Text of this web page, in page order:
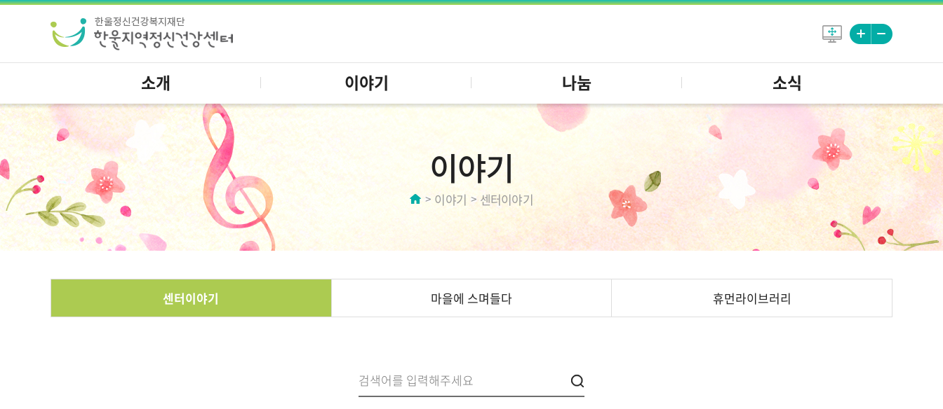
소개 이야기 나눔 소식
이야기
이야기 센터이야기
센터이야기 마을에 스며들다 휴먼라이브러리